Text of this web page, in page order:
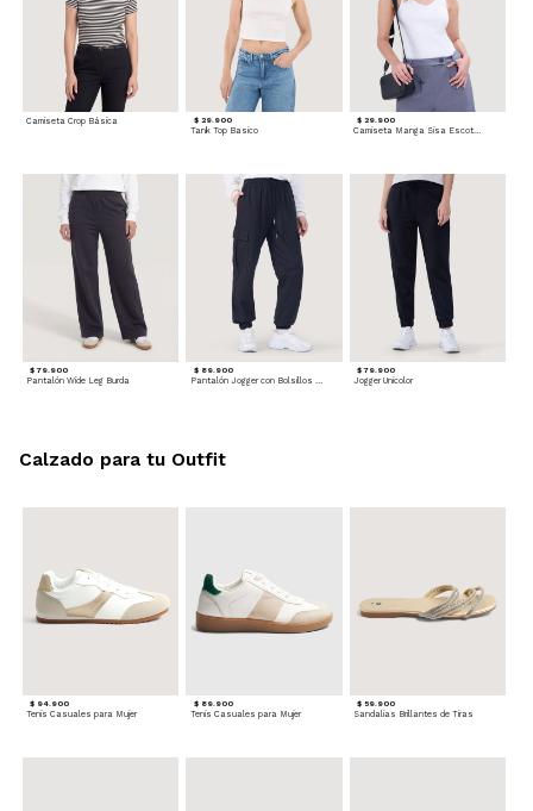
Camiseta Crop Básica $ 29.900
Tank Top Basico
$ 29.900
Camiseta Manga Sisa Escotada
$ 79.900
Pantalón Wide Leg Burda
$ 89.900 $ 79.900
Jogger Unicolor
$ 94.900
Tenis Casuales para Mujer
$ 89.900
Tenis Casuales para Mujer
$ 59.900
Sandalias Brillantes de Tiras
Calzado para tu Outfit